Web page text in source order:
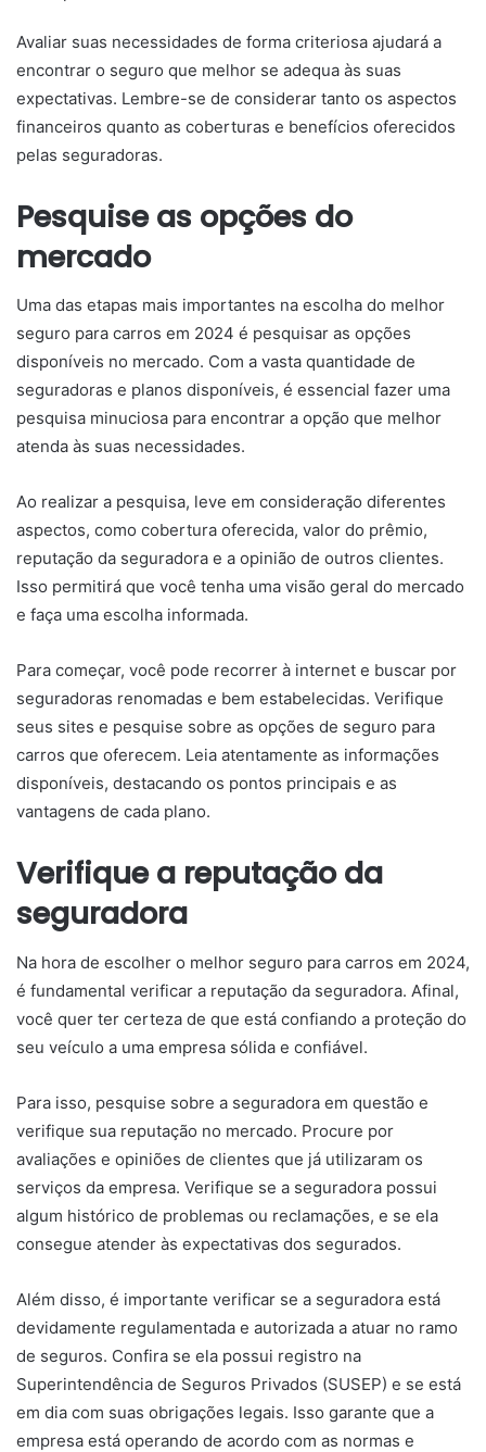
Avaliar suas necessidades de forma criteriosa ajudará a
encontrar o seguro que melhor se adequa às suas
expectativas. Lembre-se de considerar tanto os aspectos
financeiros quanto as coberturas e benefícios oferecidos
pelas seguradoras.
Pesquise as opções do
mercado
Uma das etapas mais importantes na escolha do melhor
seguro para carros em 2024 é pesquisar as opções
disponíveis no mercado. Com a vasta quantidade de
seguradoras e planos disponíveis, é essencial fazer uma
pesquisa minuciosa para encontrar a opção que melhor
atenda às suas necessidades.
Ao realizar a pesquisa, leve em consideração diferentes
aspectos, como cobertura oferecida, valor do prêmio,
reputação da seguradora e a opinião de outros clientes.
Isso permitirá que você tenha uma visão geral do mercado
e faça uma escolha informada.
Para começar, você pode recorrer à internet e buscar por
seguradoras renomadas e bem estabelecidas. Verifique
seus sites e pesquise sobre as opções de seguro para
carros que oferecem. Leia atentamente as informações
disponíveis, destacando os pontos principais e as
vantagens de cada plano.
Verifique a reputação da
seguradora
Na hora de escolher o melhor seguro para carros em 2024,
é fundamental verificar a reputação da seguradora. Afinal,
você quer ter certeza de que está confiando a proteção do
seu veículo a uma empresa sólida e confiável.
Para isso, pesquise sobre a seguradora em questão e
verifique sua reputação no mercado. Procure por
avaliações e opiniões de clientes que já utilizaram os
serviços da empresa. Verifique se a seguradora possui
algum histórico de problemas ou reclamações, e se ela
consegue atender às expectativas dos segurados.
Além disso, é importante verificar se a seguradora está
devidamente regulamentada e autorizada a atuar no ramo
de seguros. Confira se ela possui registro na
Superintendência de Seguros Privados (SUSEP) e se está
em dia com suas obrigações legais. Isso garante que a
empresa está operando de acordo com as normas e